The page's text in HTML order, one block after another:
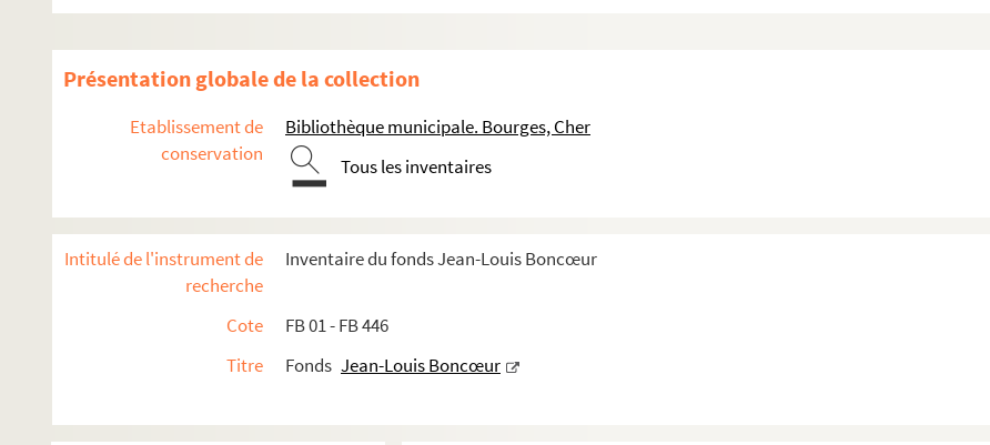
Présentation globale de la collection
Etablissement de
conservation
Bibliothèque municipale. Bourges, Cher
Tous les inventaires
Intitulé de l'instrument de
recherche
Inventaire du fonds Jean-Louis Boncœur
Cote
FB 01 - FB 446
Titre
Fonds Jean-Louis Boncœur
Œuvres graphiques